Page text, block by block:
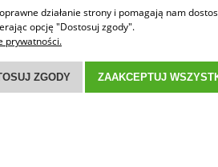
Reklamacje i zwroty
Gwarancje
działanie strony i pomagają nam
opcję "Dostosuj zgody".
prywatności.
ZGODY ZAAKCEPTUJ